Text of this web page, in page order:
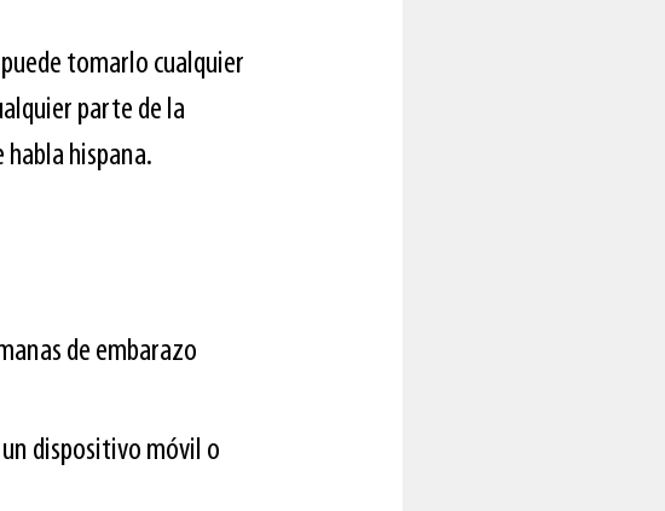
tomarlo cualquier
parte de la
habla hispana.
de embarazo
dispositivo móvil o